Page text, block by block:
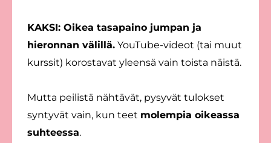
KAKSI: Oikea tasapaino jumpan ja
hieronnan välillä. YouTube-videot (tai muut
kurssit) korostavat yleensä vain toista näistä.
Mutta peilistä nähtävät, pysyvät tulokset
syntyvät vain, kun teet molempia oikeassa
suhteessa.